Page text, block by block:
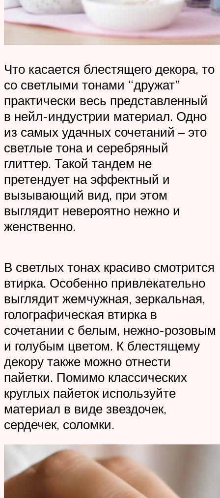
Что касается блестящего декора, то
со светлыми тонами “дружат”
практически весь представленный
в нейл-индустрии материал. Одно
из самых удачных сочетаний – это
светлые тона и серебряный
глиттер. Такой тандем не
претендует на эффектный и
вызывающий вид, при этом
выглядит невероятно нежно и
женственно.
В светлых тонах красиво смотрится
втирка. Особенно привлекательно
выглядит жемчужная, зеркальная,
голографическая втирка в
сочетании с белым, нежно-розовым
и голубым цветом. К блестящему
декору также можно отнести
пайетки. Помимо классических
круглых пайеток используйте
материал в виде звездочек,
сердечек, соломки.